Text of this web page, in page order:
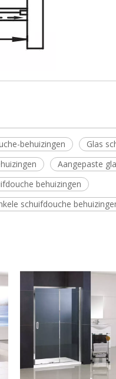
behuizingen
Glas
Aangepaste
behuizingen
schuifdouche